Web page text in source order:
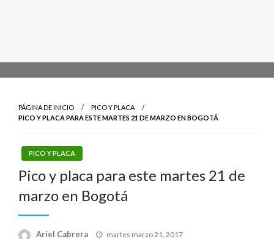
PÁGINA DE INICIO
PICO Y PLACA
PICO Y PLACA PARA ESTE MARTES 21 DE MARZO EN BOGOTÁ
PICO Y PLACA
Pico y placa para este martes 21 de
marzo en Bogotá
Ariel Cabrera
Publicado
martes marzo 21, 2017